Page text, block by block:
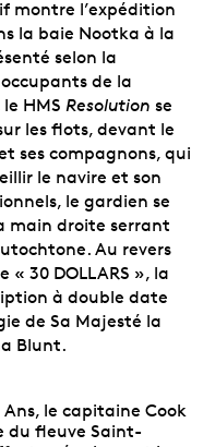
montre l’expédition
la baie Nootka à la
selon la
de la
HMS Resolution se
les flots, devant le
ses compagnons, qui
le navire et son
le gardien se
main droite serrant
Au revers
30 DOLLARS », la
à double date
de Sa Majesté la
Blunt.
le capitaine Cook
du fleuve Saint-